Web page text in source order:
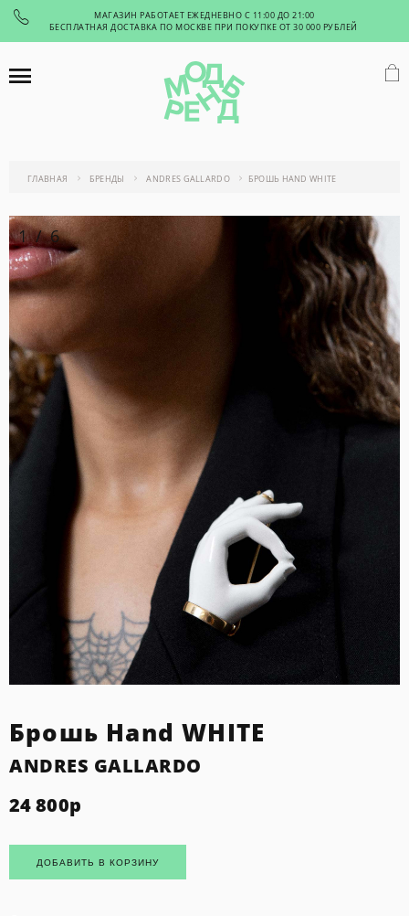
МАГАЗИН РАБОТАЕТ ЕЖЕДНЕВНО С 11:00 ДО 21:00
БЕСПЛАТНАЯ ДОСТАВКА ПО МОСКВЕ ПРИ ПОКУПКЕ ОТ 30 000 РУБЛЕЙ
ГЛАВНАЯ БРЕНДЫ ANDRES GALLARDO БРОШЬ HAND WHITE
1/6
Брошь Hand WHITE
ANDRES GALLARDO
24 800р
ДОБАВИТЬ В КОРЗИНУ